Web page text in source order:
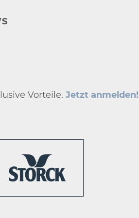
Vorteile.Jetzt anmelden!